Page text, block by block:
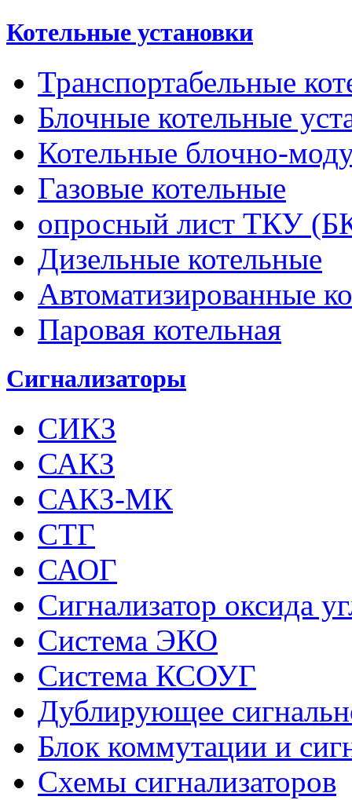
Котельные установки
Транспортабельные
Блочные котельные
Котельные блочно-
Газовые котельные
опросный лист ТКУ
Дизельные котельные
Автоматизированные
Паровая котельная
Сигнализаторы
СИКЗ
САКЗ
САКЗ-МК
СТГ
САОГ
Сигнализатор оксида
Система ЭКО
Система КСОУГ
Дублирующее
Блок коммутации и
Схемы сигнализаторов